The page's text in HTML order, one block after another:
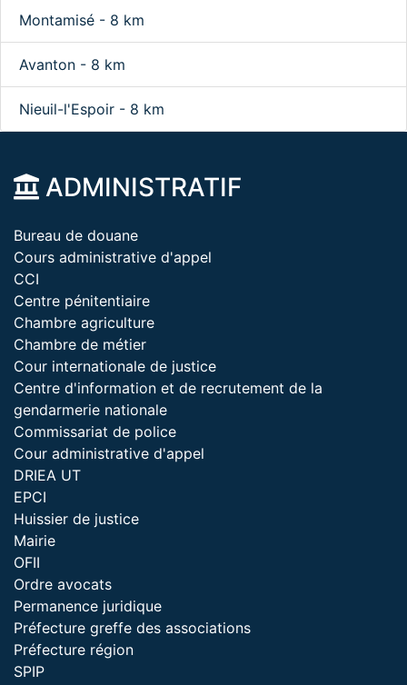
Montamisé - 8 km
Avanton - 8 km
Nieuil-l'Espoir - 8 km
ADMINISTRATIF
Bureau de douane
Cours administrative d'appel
CCI
Centre pénitentiaire
Chambre agriculture
Chambre de métier
Cour internationale de justice
Centre d'information et de recrutement de la
gendarmerie nationale
Commissariat de police
Cour administrative d'appel
DRIEA UT
EPCI
Huissier de justice
Mairie
OFII
Ordre avocats
Permanence juridique
Préfecture greffe des associations
Préfecture région
SPIP